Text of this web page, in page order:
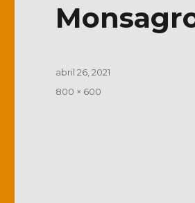
Publicado
abril 26, 2021
Tamaño
800 × 600